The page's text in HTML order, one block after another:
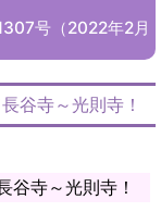
号（2022年2月
谷寺～光則寺！
寺～光則寺！